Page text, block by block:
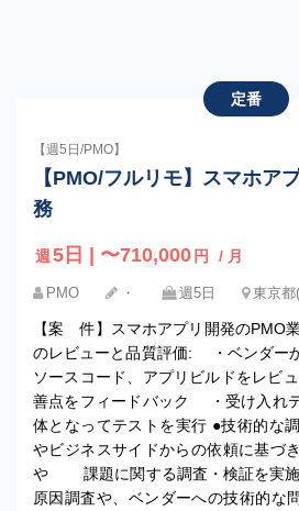
定番
【週5日/PMO】
【PMO/フルリモ】スマホア
務
週 5日 | 〜710,000 円 / 月
PMO ・ 週5日 東京都
【案 件】スマホアプリ開発のPMO
のレビューと品質評価: ・ベンダー
ソースコード、アプリビルドをレ
善点をフィードバック ・受け入れ
体となってテストを実行 ●技術的
やビジネスサイドからの依頼に基づ
や 課題に関する調査・検証を実
原因調査や、ベンダーへの技術的な